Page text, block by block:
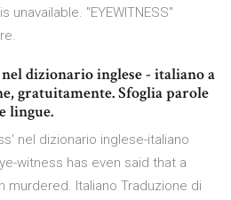
unavailable. "EYEWITNESS"
dizionario inglese - italiano a
gratuitamente. Sfoglia parole
lingue.
nel dizionario inglese-italiano
witness has even said that a
murdered. Italiano Traduzione di